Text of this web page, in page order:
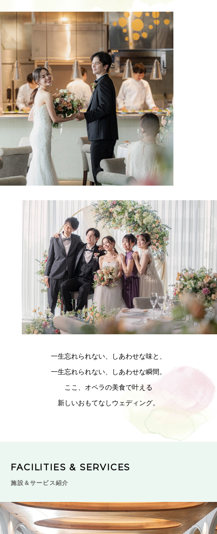
一生忘れられない、しあわせな味と、
一生忘れられない、しあわせな瞬間。
ここ、オペラの美食で叶える
新しいおもてなしウェディング。
FACILITIES & SERVICES
施設＆サービス紹介